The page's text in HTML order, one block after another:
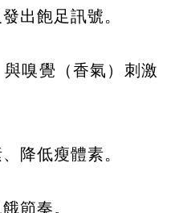
出飽足訊號。
嗅覺（香氣）刺激
降低瘦體素。
節奏。